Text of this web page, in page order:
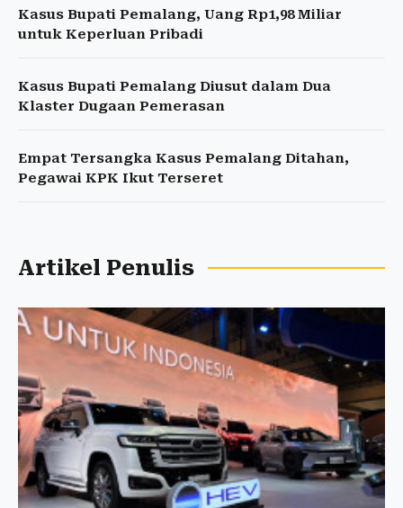
Kasus Bupati Pemalang, Uang Rp1,98 Miliar
untuk Keperluan Pribadi
Kasus Bupati Pemalang Diusut dalam Dua
Klaster Dugaan Pemerasan
Empat Tersangka Kasus Pemalang Ditahan,
Pegawai KPK Ikut Terseret
Artikel Penulis